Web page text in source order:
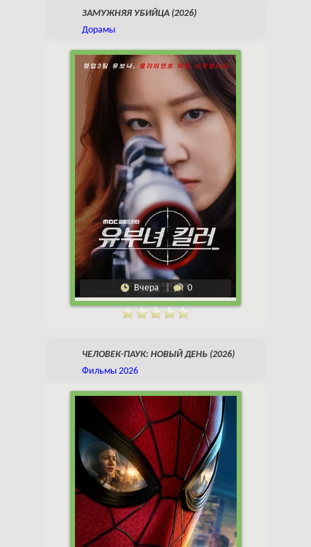
ЗАМУЖНЯЯ УБИЙЦА (2026)
Дорамы
Вчера 0
ЧЕЛОВЕК-ПАУК: НОВЫЙ ДЕНЬ (2026)
Фильмы 2026